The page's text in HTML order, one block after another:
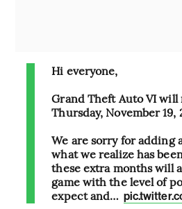
Hi everyone,
Grand Theft Auto VI will
Thursday, November 19,
We are sorry for adding
what we realize has
these extra months will
game with the level of
expect and…